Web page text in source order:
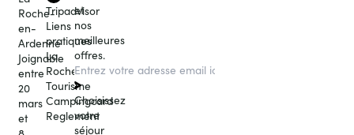
Roche-
en-
Ardenne
Joignable
entre
20
mars
et
Tripadvisor
Liens
pratiques
La
Roche
Tourisme
Campingcard
Reglement
et
nos
meilleures
offres.
Choisissez
votre
séjour